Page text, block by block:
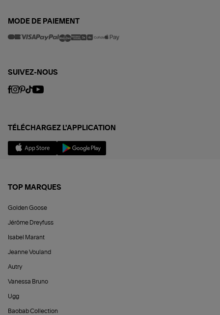
MODE DE PAIEMENT
SUIVEZ-NOUS
TÉLÉCHARGEZ L'APPLICATION
TOP MARQUES
Golden Goose
Jérôme Dreyfuss
Isabel Marant
Jeanne Vouland
Autry
Vanessa Bruno
Ugg
Baobab Collection